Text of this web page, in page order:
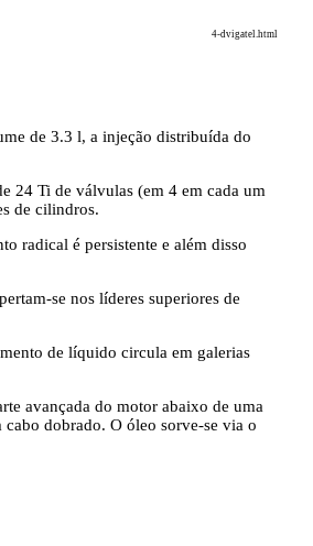
4-dvigatel.html
de 3.3 l, a injeção distribuída do
24 Ti de válvulas (em 4 em cada um
de cilindros.
radical é persistente e além disso
se nos líderes superiores de
de líquido circula em galerias
avançada do motor abaixo de uma
dobrado. O óleo sorve-se via o